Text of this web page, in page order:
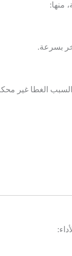
منها:
بسرعة.
الغطا غير